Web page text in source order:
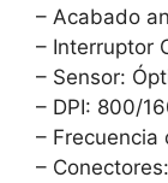
– Acabado
– Interruptor
– Sensor:
– DPI: 800/
–
–